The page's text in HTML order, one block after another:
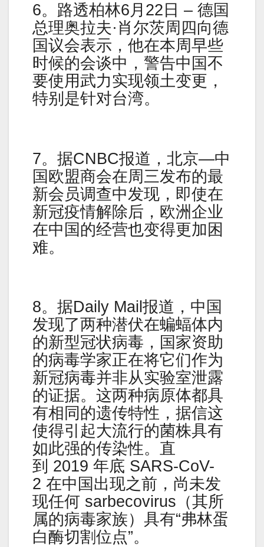
6。路透柏林6月22日 – 德国
总理奥拉夫·肖尔茨周四向德
国议会表示，他在本周早些
时候的会谈中，警告中国不
要使用武力实现领土变更，
特别是针对台湾。
7。据CNBC报道，北京—中
国欧盟商会在周三发布的最
新会员调查中发现，即使在
新冠疫情解除后，欧洲企业
在中国的经营也变得更加困
难。
8。据Daily Mail报道，中国
发现了两种潜伏在蝙蝠体内
的新型冠状病毒，国家资助
的病毒学家正在将它们作为
新冠病毒并非从实验室泄露
的证据。这两种病原体都具
有相同的遗传特性，据信这
使得引起大流行的菌株具有
如此强的传染性。直
到 2019 年底 SARS-CoV-
2 在中国出现之前，尚未发
现任何 sarbecovirus（其所
属的病毒家族）具有“弗林蛋
白酶切割位点”。